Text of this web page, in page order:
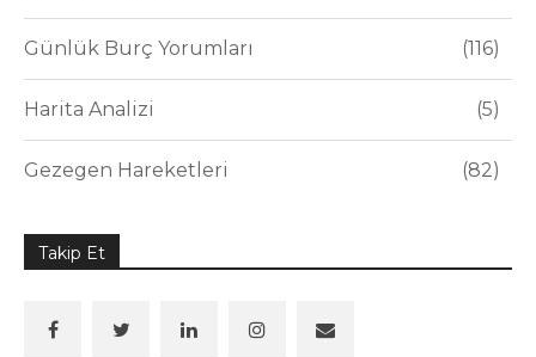
Günlük Burç Yorumları 116
Harita Analizi 5
Gezegen Hareketleri 82
Takip Et